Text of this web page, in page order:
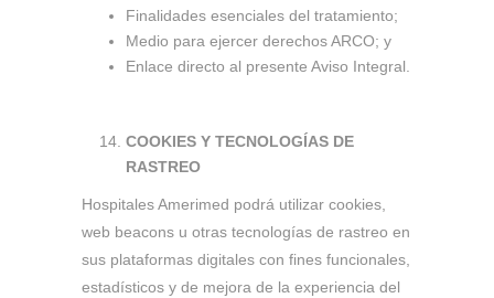
Finalidades esenciales del tratamiento;
Medio para ejercer derechos ARCO; y
Enlace directo al presente Aviso Integral.
COOKIES Y TECNOLOGÍAS DE
RASTREO
Hospitales Amerimed podrá utilizar cookies,
web beacons u otras tecnologías de rastreo en
sus plataformas digitales con fines funcionales,
estadísticos y de mejora de la experiencia del